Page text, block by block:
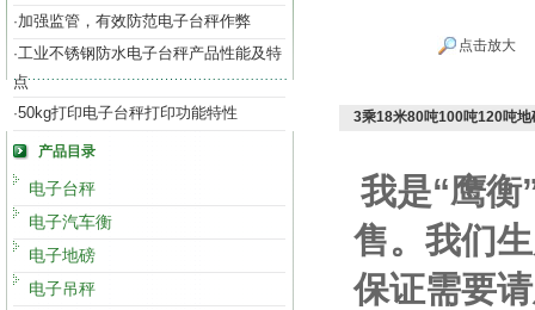
·加强监管，有效防范电子台秤作弊
·工业不锈钢防水电子台秤产品性能及特
点
·50kg打印电子台秤打印功能特性
产品目录
电子台秤
电子汽车衡
电子地磅
电子吊秤
点击放大
3乘18米80吨100吨120吨地
我是“鹰衡
售。我们
保证需要